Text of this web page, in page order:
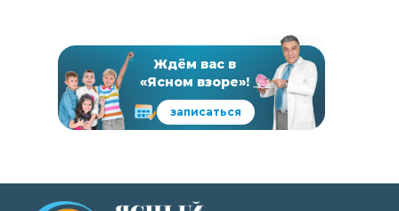
Ждём вас в
«Ясном взоре»!
записаться